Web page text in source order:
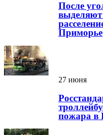
После
Приморье
27 июня
пожара в